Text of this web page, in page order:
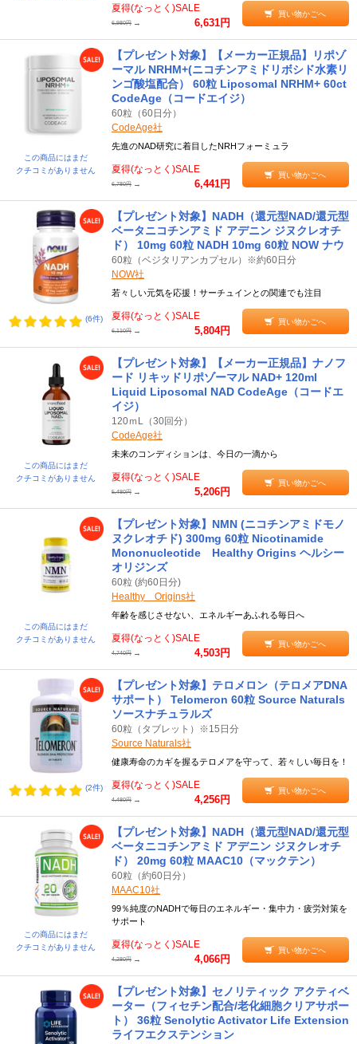
夏得(なっとく)SALE
6,980円 → 6,631円
買い物かごへ
この商品にはまだ
クチコミがありません
【プレゼント対象】【メーカー正規品】リポゾ
ーマル NRHM+(ニコチンアミドリボシド水素リ
ンゴ酸塩配合） 60粒 Liposomal NRHM+ 60ct
CodeAge（コードエイジ）
60粒（60日分）
CodeAge社
先進のNAD研究に着目したNRHフォーミュラ
夏得(なっとく)SALE
6,780円 → 6,441円
買い物かごへ
(6件)
【プレゼント対象】NADH（還元型NAD/還元型
ベータニコチンアミド アデニン ジヌクレオチ
ド） 10mg 60粒 NADH 10mg 60粒 NOW ナウ
60粒（ベジタリアンカプセル）※約60日分
NOW社
若々しい元気を応援！サーチュインとの関連でも注目
夏得(なっとく)SALE
6,110円 → 5,804円
買い物かごへ
この商品にはまだ
クチコミがありません
【プレゼント対象】【メーカー正規品】ナノフ
ード リキッドリポゾーマル NAD+ 120ml
Liquid Liposomal NAD CodeAge（コードエ
イジ）
120ｍL（30回分）
CodeAge社
未来のコンディションは、今日の一滴から
夏得(なっとく)SALE
5,480円 → 5,206円
買い物かごへ
この商品にはまだ
クチコミがありません
【プレゼント対象】NMN (ニコチンアミドモノ
ヌクレオチド) 300mg 60粒 Nicotinamide
Mononucleotide Healthy Origins ヘルシー
オリジンズ
60粒 (約60日分)
Healthy Origins社
年齢を感じさせない、エネルギーあふれる毎日へ
夏得(なっとく)SALE
4,740円 → 4,503円
買い物かごへ
(2件)
【プレゼント対象】テロメロン（テロメアDNA
サポート） Telomeron 60粒 Source Naturals
ソースナチュラルズ
60粒（タブレット）※15日分
Source Naturals社
健康寿命のカギを握るテロメアを守って、若々しい毎日を！
夏得(なっとく)SALE
4,480円 → 4,256円
買い物かごへ
この商品にはまだ
クチコミがありません
【プレゼント対象】NADH（還元型NAD/還元型
ベータニコチンアミド アデニン ジヌクレオチ
ド） 20mg 60粒 MAAC10（マックテン）
60粒（約60日分）
MAAC10社
99％純度のNADHで毎日のエネルギー・集中力・疲労対策を
サポート
夏得(なっとく)SALE
4,280円 → 4,066円
買い物かごへ
【プレゼント対象】セノリティック アクティベ
ーター（フィセチン配合/老化細胞クリアサポー
ト） 36粒 Senolytic Activator Life Extension
ライフエクステンション